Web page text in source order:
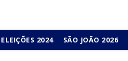
ELEIÇÕES 2024 SÃO JOÃO 2026